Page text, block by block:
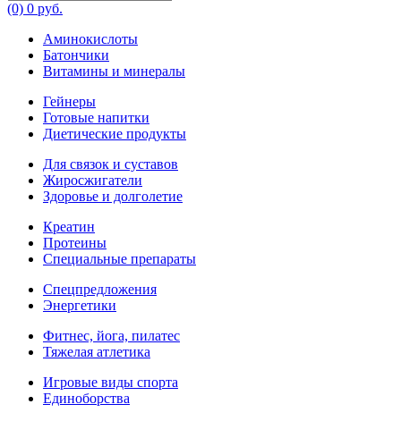
(0) 0 руб.
Аминокислоты
Батончики
Витамины и минералы
Гейнеры
Готовые напитки
Диетические продукты
Для связок и суставов
Жиросжигатели
Здоровье и долголетие
Креатин
Протеины
Специальные препараты
Спецпредложения
Энергетики
Фитнес, йога, пилатес
Тяжелая атлетика
Игровые виды спорта
Единоборства